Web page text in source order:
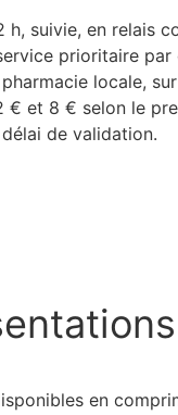
h, suivie, en relais
prioritaire par
locale,
et 8 € selon le
de validation.
en